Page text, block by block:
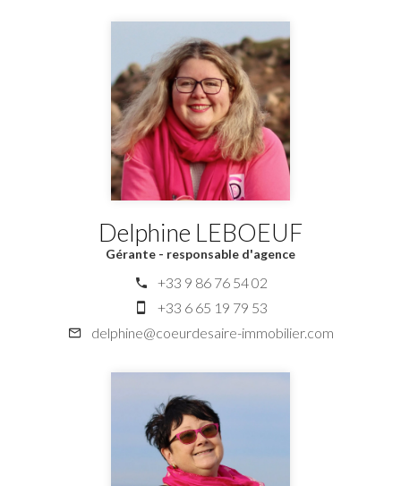
Delphine LEBOEUF
Gérante - responsable d'agence
+33 9 86 76 54 02
+33 6 65 19 79 53
delphine@coeurdesaire-immobilier.com